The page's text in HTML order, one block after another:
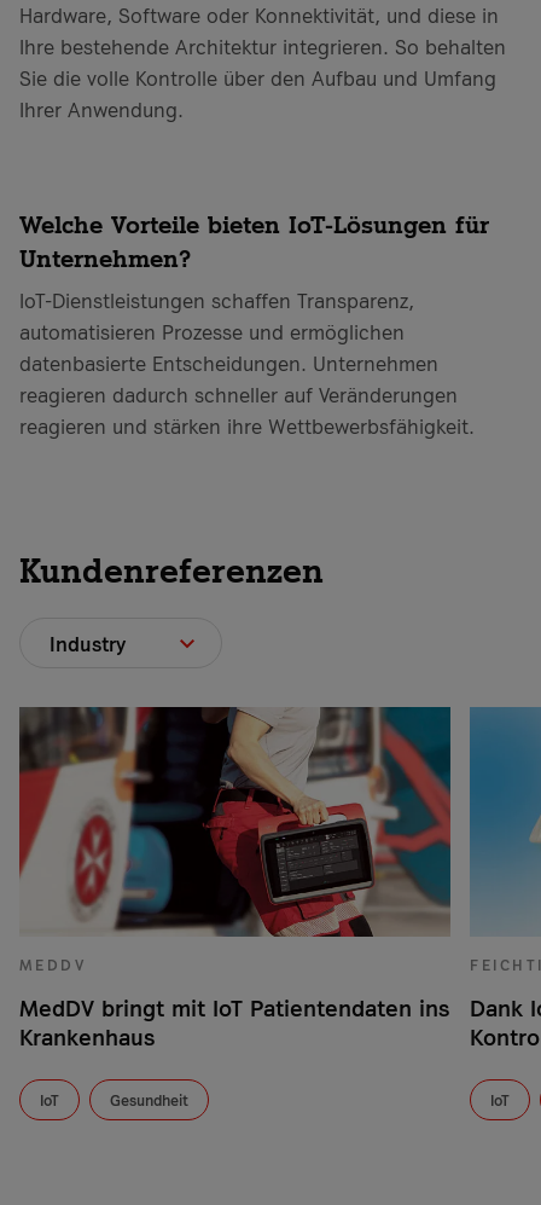
Hardware, Software oder Konnektivität, und diese in
Ihre bestehende Architektur integrieren. So behalten
Sie die volle Kontrolle über den Aufbau und Umfang
Ihrer Anwendung.
Welche Vorteile bieten IoT-Lösungen für
Unternehmen?
IoT-Dienstleistungen schaffen Transparenz,
automatisieren Prozesse und ermöglichen
datenbasierte Entscheidungen. Unternehmen
reagieren dadurch schneller auf Veränderungen
reagieren und stärken ihre Wettbewerbsfähigkeit.
Kundenreferenzen
Industry
MEDDV
MedDV bringt mit IoT Patientendaten ins
Krankenhaus
IoT Gesundheit
Dank
IoT